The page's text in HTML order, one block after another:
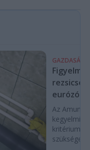
GAZDASÁG
Az Amundi
kegyelmi